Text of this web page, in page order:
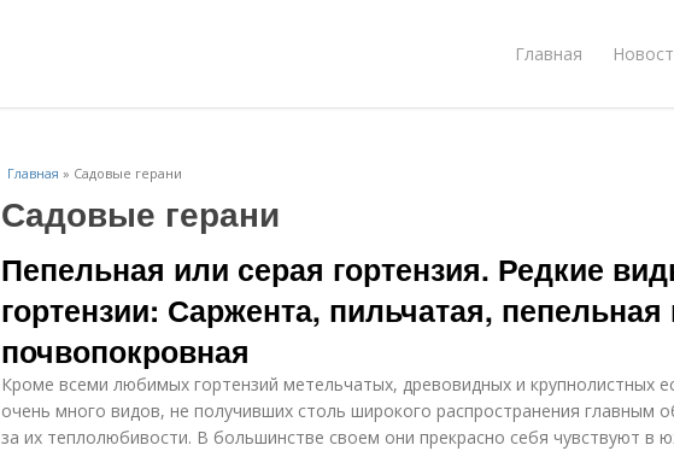
Главная
Главная » Садовые герани
Садовые герани
Пепельная или серая гортензия. Редкие
гортензии: Саржента, пильчатая, пепельная
почвопокровная
Кроме всеми любимых гортензий метельчатых, древовидных и крупнолистных
очень много видов, не получивших столь широкого распространения главным
за их теплолюбивости. В большинстве своем они прекрасно себя чувствуют в